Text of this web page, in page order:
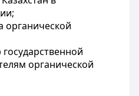
органической
органической